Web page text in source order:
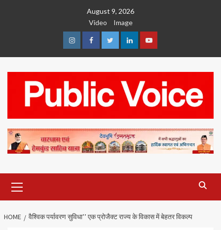
August 9, 2026
Video
Image
InstagramFacebookTwitterLinkedinYoutube
Menu
HOME वैश्विक पर्यावरण सुविधा’’ एक प्रोजैक्ट राज्य के विकास में बेहतर विकल्प